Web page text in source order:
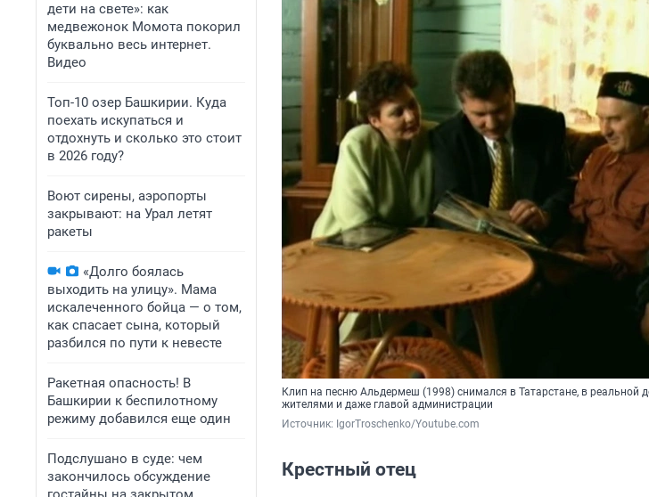
дети на свете»: как
медвежонок Момота покорил
буквально весь интернет.
Видео
Топ-10 озер Башкирии. Куда
поехать искупаться и
отдохнуть и сколько это стоит
в 2026 году?
Воют сирены, аэропорты
закрывают: на Урал летят
ракеты
«Долго боялась
выходить на улицу». Мама
искалеченного бойца — о том,
как спасает сына, который
разбился по пути к невесте
Ракетная опасность! В
Башкирии к беспилотному
режиму добавился еще один
Подслушано в суде: чем
закончилось обсуждение
Клип на песню Альдермеш (1998) снимался в Татарстане, в реальной
жителями и даже главой администрации
Источник: IgorTroschenko/Youtube.com
Крестный отец